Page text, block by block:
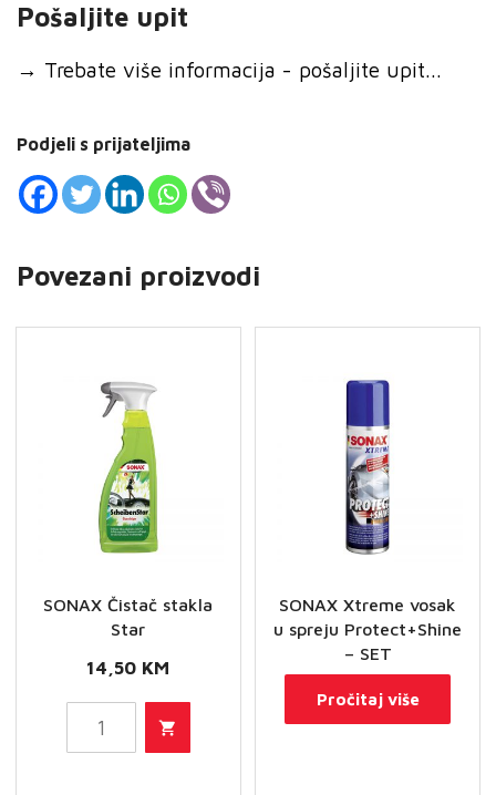
Pošaljite upit
→ Trebate više informacija - pošaljite upit...
Podjeli s prijateljima
Povezani proizvodi
SONAX Čistač stakla
Star
14,50 KM
SONAX
Čistač
SONAX Xtreme vosak
u spreju Protect+Shine
– SET
Pročitaj više